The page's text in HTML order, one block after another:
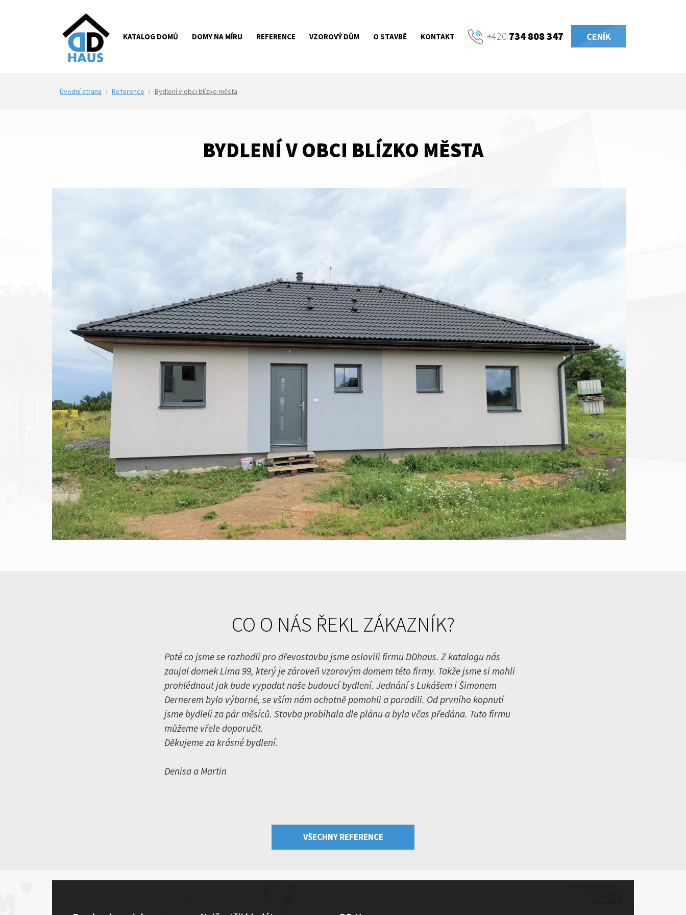
KATALOG DOMŮ DOMY NA MÍRU REFERENCE VZOROVÝ DŮM O STAVBĚ KONTAKT +420 734 808 347 CENÍK
Úvodní strana Reference Bydlení v obci blízko města
BYDLENÍ V OBCI BLÍZKO MĚSTA
CO O NÁS ŘEKL ZÁKAZNÍK?
Poté co jsme se rozhodli pro dřevostavbu jsme oslovili firmu DDhaus. Z katalogu nás
zaujal domek Lima 99, který je zároveň vzorovým domem této firmy. Takže jsme si mohli
prohlédnout jak bude vypadat naše budoucí bydlení. Jednání s Lukášem i Šimonem
Dernerem bylo výborné, se vším nám ochotně pomohli a poradili. Od prvního kopnutí
jsme bydleli za pár měsíců. Stavba probíhala dle plánu a byla včas předána. Tuto firmu
můžeme vřele doporučit.
Děkujeme za krásné bydlení.
Denisa a Martin
VŠECHNY REFERENCE